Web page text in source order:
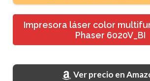
Impresora láser color
Phaser 6020V_BI
Ver precio en